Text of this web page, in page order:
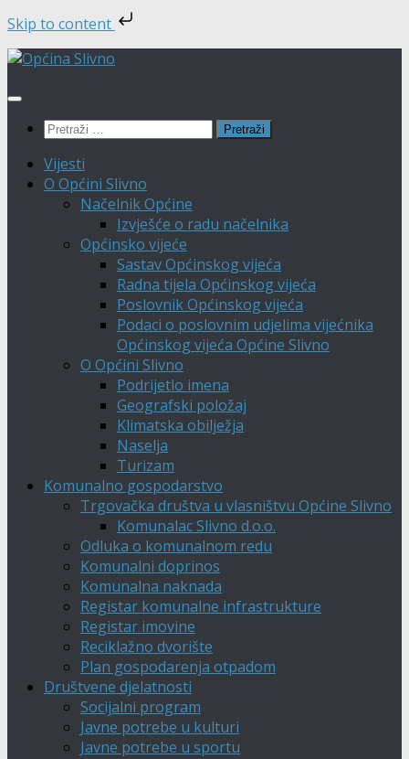
Skip to content
Skip
content
Pretraži:
Vijesti
O Općini Slivno
Načelnik Općine
Izvješće o radu načelnika
Općinsko vijeće
Sastav Općinskog vijeća
Radna tijela Općinskog vijeća
Poslovnik Općinskog vijeća
Podaci o poslovnim udjelima vijećnika
Općinskog vijeća Općine Slivno
O Općini Slivno
Podrijetlo imena
Geografski položaj
Klimatska obilježja
Naselja
Turizam
Komunalno gospodarstvo
Trgovačka društva u vlasništvu Općine Slivno
Komunalac Slivno d.o.o.
Odluka o komunalnom redu
Komunalni doprinos
Komunalna naknada
Registar komunalne infrastrukture
Registar imovine
Reciklažno dvorište
Plan gospodarenja otpadom
Društvene djelatnosti
Socijalni program
Javne potrebe u kulturi
Javne potrebe u sportu